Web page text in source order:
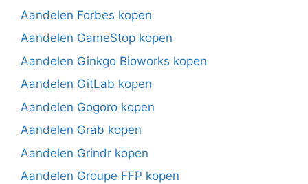
Aandelen Forbes kopen
Aandelen GameStop kopen
Aandelen Ginkgo Bioworks kopen
Aandelen GitLab kopen
Aandelen Gogoro kopen
Aandelen Grab kopen
Aandelen Grindr kopen
Aandelen Groupe FFP kopen